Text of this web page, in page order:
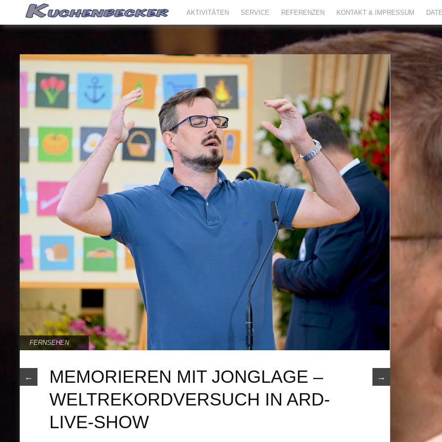
AKTIVITÄTEN SERVICE REFERENZEN KONTAKT & IMPRESSUM
FERNSEHEN
← →
MEMORIEREN MIT JONGLAGE –
WELTREKORDVERSUCH IN ARD-
LIVE-SHOW